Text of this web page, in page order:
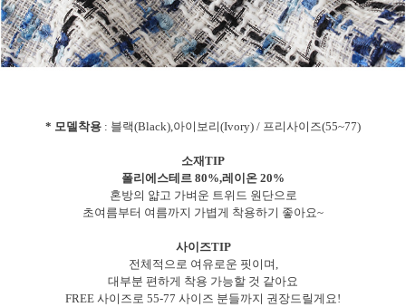
* 모델착용 : 블랙(Black),아이보리(Ivory) / 프리사이즈(55~77)
소재TIP
폴리에스테르 80%,레이온 20%
혼방의 얇고 가벼운 트위드 원단으로
초여름부터 여름까지 가볍게 착용하기 좋아요~
사이즈TIP
전체적으로 여유로운 핏이며,
대부분 편하게 착용 가능할 것 같아요
FREE 사이즈로 55-77 사이즈 분들까지 권장드릴게요!